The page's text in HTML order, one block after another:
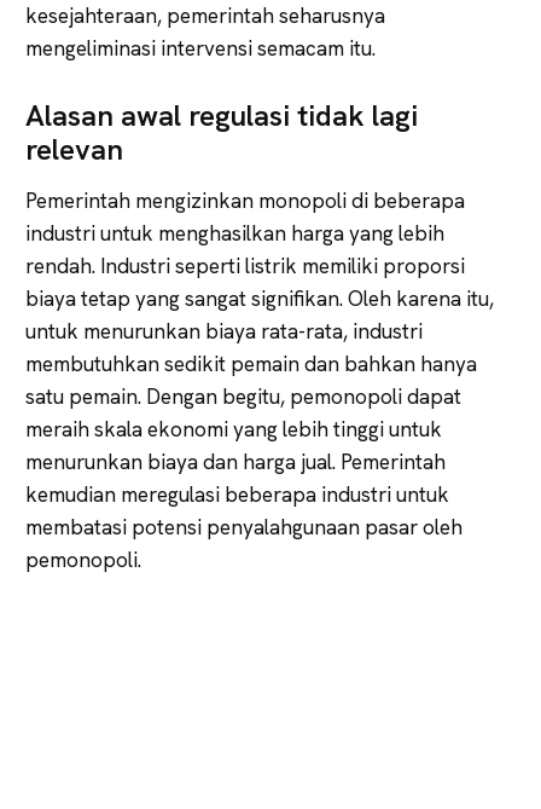
kesejahteraan, pemerintah seharusnya
mengeliminasi intervensi semacam itu.
Alasan awal regulasi tidak lagi
relevan
Pemerintah mengizinkan monopoli di beberapa
industri untuk menghasilkan harga yang lebih
rendah. Industri seperti listrik memiliki proporsi
biaya tetap yang sangat signifikan. Oleh karena itu,
untuk menurunkan biaya rata-rata, industri
membutuhkan sedikit pemain dan bahkan hanya
satu pemain. Dengan begitu, pemonopoli dapat
meraih skala ekonomi yang lebih tinggi untuk
menurunkan biaya dan harga jual. Pemerintah
kemudian meregulasi beberapa industri untuk
membatasi potensi penyalahgunaan pasar oleh
pemonopoli.